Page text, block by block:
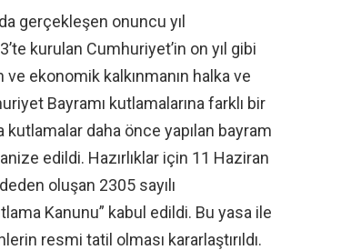
gerçekleşen onuncu yıl
kurulan Cumhuriyet’in on yıl gibi
ekonomik kalkınmanın halka ve
Bayramı kutlamalarına farklı bir
kutlamalar daha önce yapılan bayram
edildi. Hazırlıklar için 11 Haziran
oluşan 2305 sayılı
Kanunu” kabul edildi. Bu yasa ile
resmi tatil olması kararlaştırıldı.